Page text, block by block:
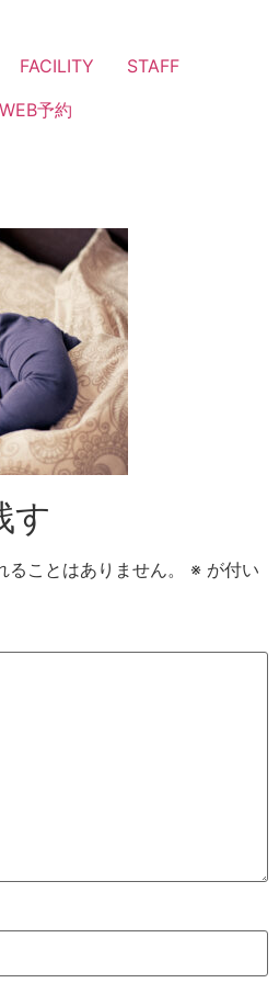
FACILITY
STAFF
WEB予約
す
ことはありません。 ※ が付い